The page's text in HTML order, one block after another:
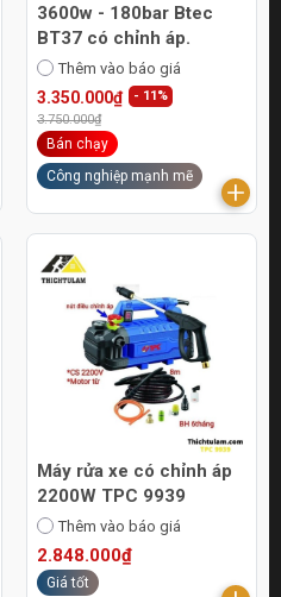
3600w - 180bar Btec
BT37 có chỉnh áp.
Thêm vào báo giá
3.350.000₫
3.750.000₫
- 11%
Bán chạy
Công nghiệp mạnh mẽ
Máy rửa xe có chỉnh áp
2200W TPC 9939
Thêm vào báo giá
2.848.000₫
Giá tốt